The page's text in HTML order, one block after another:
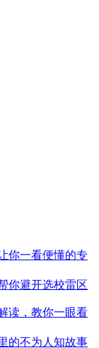
你一看便懂的专
你避开选校雷区
读，教你一眼看
的不为人知故事